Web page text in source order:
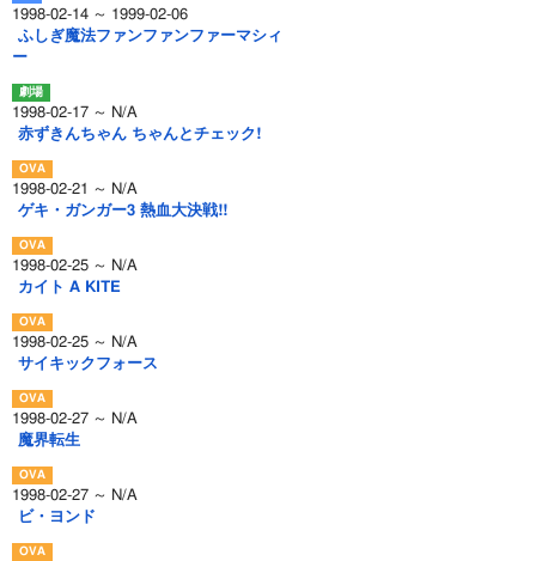
1998-02-14 ～ 1999-02-06
ふしぎ魔法ファンファンファーマシィ
ー
1998-02-17 ～ N/A
赤ずきんちゃん ちゃんとチェック!
1998-02-21 ～ N/A
ゲキ・ガンガー3 熱血大決戦!!
1998-02-25 ～ N/A
カイト A KITE
1998-02-25 ～ N/A
サイキックフォース
1998-02-27 ～ N/A
魔界転生
1998-02-27 ～ N/A
ビ・ヨンド